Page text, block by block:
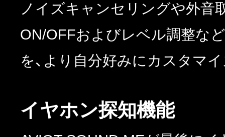
ノイズキャンセリングや外音
ON/OFFおよびレベル調整な
を、より自分好みにカスタマ
イヤホン探知機能